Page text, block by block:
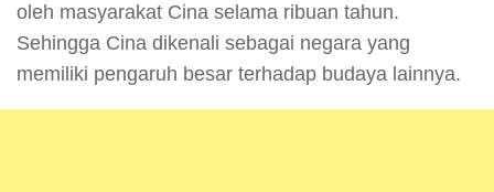
oleh masyarakat Cina selama ribuan tahun.
Sehingga Cina dikenali sebagai negara yang
memiliki pengaruh besar terhadap budaya lainnya.